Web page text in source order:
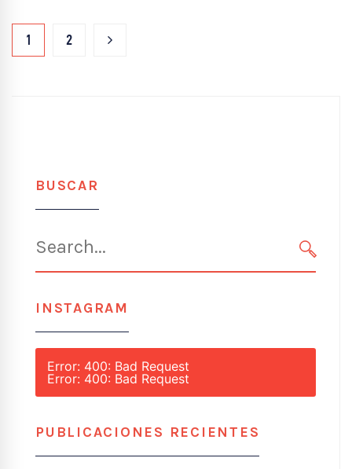
1 2
BUSCAR
for:
INSTAGRAM
Error: 400: Bad Request
Error: 400: Bad Request
PUBLICACIONES RECIENTES